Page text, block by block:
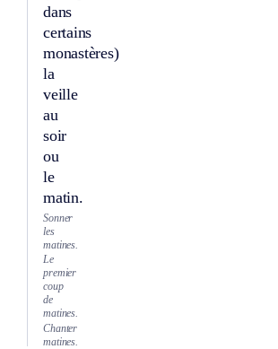
dans
certains
monastères)
la
veille
au
soir
ou
le
matin.
Sonner
les
matines.
Le
premier
coup
de
matines.
Chanter
matines.